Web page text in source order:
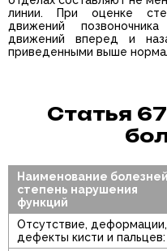
линии. При оценке
движений
движений вперед и
приведенными выше
Статья
Наименование
степень нарушения
функций
Отсутствие, деформации,
дефекты кисти и пальцев: